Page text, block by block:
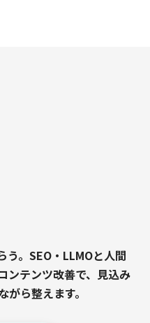
う。SEO・LLMOと人間
ンテンツ改善で、見込み
ら整えます。